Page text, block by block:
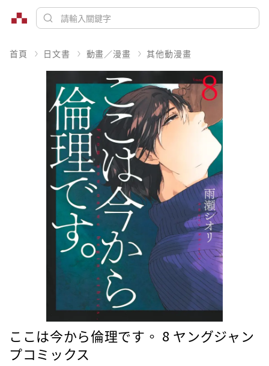
首頁 日文書 動畫／漫畫 其他動漫畫
ここは今から倫理です。 8 ヤングジャン
プコミックス